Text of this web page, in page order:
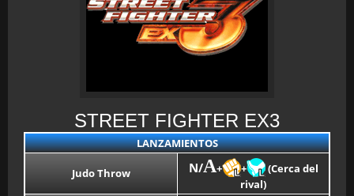
STREET FIGHTER EX3
LANZAMIENTOS
Judo Throw N/A+ +
(Cerca del
rival)